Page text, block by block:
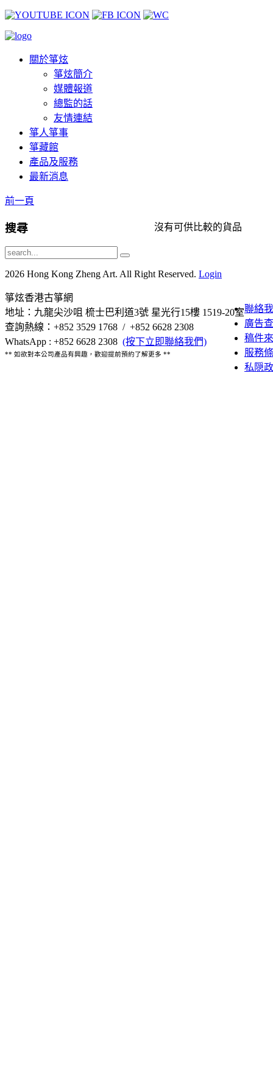
關於箏炫
箏炫簡介
媒體報道
總監的話
友情連結
箏人箏事
箏藏館
產品及服務
最新消息
前一頁
沒有可供比較的貨品
搜尋
2026 Hong Kong Zheng Art. All Right Reserved. Login
箏炫香港古箏網
地址：九龍尖沙咀 梳士巴利道3號 星光行15樓 1519-20室
查詢熱線：+852 3529 1768 / +852 6628 2308
WhatsApp : +852 6628 2308 (按下立即聯絡我們)
** 如欲對本公司產品有興趣，歡迎提前預約了解更多 **
聯絡
廣告
稿件
服務
私隠